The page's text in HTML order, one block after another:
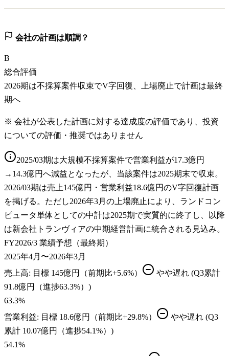
会社の計画は順調？
B
総合評価
2026期は不採算案件収束でV字回復、上場廃止で計画は最終
期へ
※ 会社が公表した計画に対する達成度の評価であり、投資
についての評価・推奨ではありません
2025/03期は大規模不採算案件で営業利益が17.3億円
→14.3億円へ減益となったが、当該案件は2025期末で収束。
2026/03期は売上145億円・営業利益18.6億円のV字回復計画
を掲げる。ただし2026年3月の上場廃止により、ランドコン
ピュータ単体としての中計は2025期で実質的に終了し、以降
は新会社トランヴィアの中期経営計画に統合される見込み。
FY2026/3 業績予想（最終期）
2025年4月〜2026年3月
売上高: 目標 145億円（前期比+5.6%） やや遅れ (Q3累計
91.8億円（進捗63.3%）)
63.3%
営業利益: 目標 18.6億円（前期比+29.8%） やや遅れ (Q3
累計 10.07億円（進捗54.1%）)
54.1%